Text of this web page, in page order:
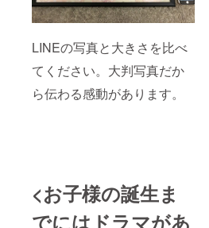
LINEの写真と大きさを比べ
てください。大判写真だか
ら伝わる感動があります。
<お子様の誕生ま
でにはドラマがあ